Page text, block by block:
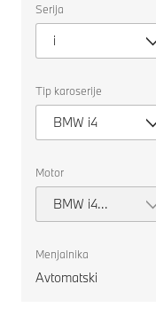
naslednje
lastnosti
izbiro
za
primerjavo.
Serija
i
Tip karoserije
BMW i4
Motor
BMW i4
xDrive40
Menjalnika
Avtomatski